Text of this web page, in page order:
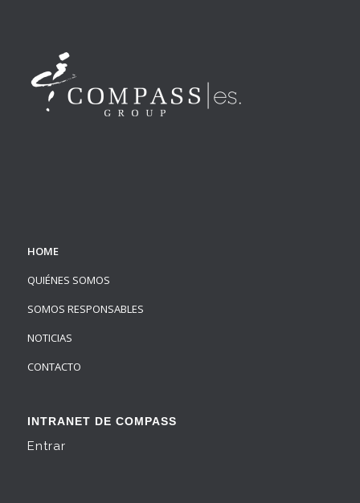
HOME
QUIÉNES SOMOS
SOMOS RESPONSABLES
NOTICIAS
CONTACTO
INTRANET DE COMPASS
Entrar